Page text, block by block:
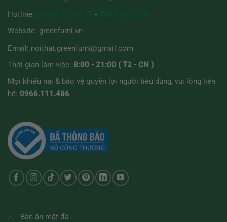
Hotline:
-
Website: greenfurni.vn
Email: noithat.greenfurni@gmail.com
Thời gian làm việc: 8:00 - 21:00 ( T2 - CN )
Mọi khiếu nại & bảo vệ quyền lợi người tiêu dùng, vui lòng liên
hệ: 0966.111.486
Bàn ăn mặt đá